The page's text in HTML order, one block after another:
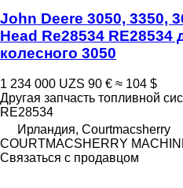
John Deere 3050, 3350,
Head Re28534 RE28534
колесного 3050
1 234 000 UZS 90 € ≈ 104 $
Другая запчасть топливной
RE28534
Ирландия, Courtmacsherry
COURTMACSHERRY
Связаться с продавцом